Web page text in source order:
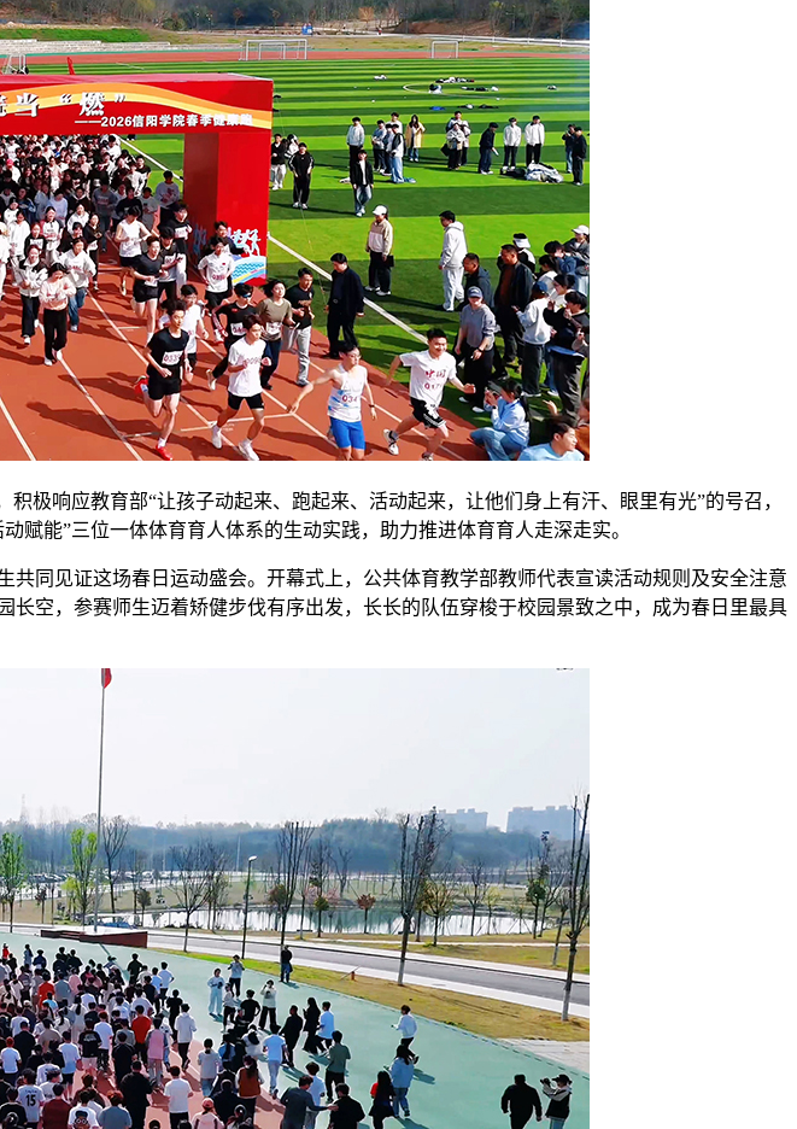
极响应教育部“让孩子动起来、跑起来、活动起来，让他们身上有汗、眼里有光”的号召，
赋能”三位一体体育育人体系的生动实践，助力推进体育育人走深走实。
同见证这场春日运动盛会。开幕式上，公共体育教学部教师代表宣读活动规则及安全注意
空，参赛师生迈着矫健步伐有序出发，长长的队伍穿梭于校园景致之中，成为春日里最具